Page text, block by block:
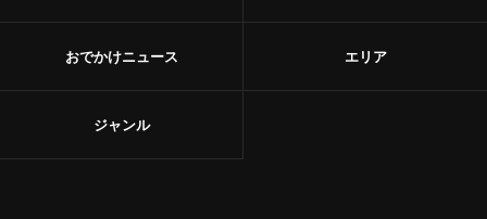
おでかけニュース エリア
ジャンル